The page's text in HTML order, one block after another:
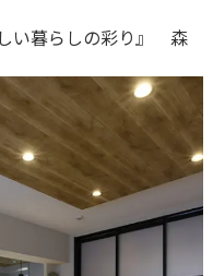
い暮らしの彩り』 森